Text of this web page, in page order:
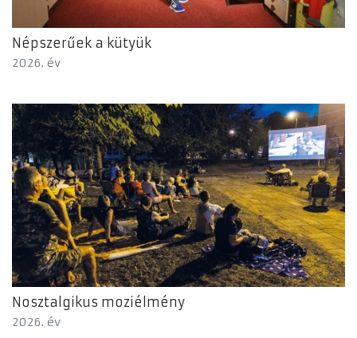
Népszerűek a kütyük
2026. év
Nosztalgikus moziélmény
2026. év